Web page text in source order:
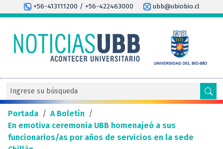
+56-413111200 / +56-422463000 ubb@ubiobio.cl
Portada / A Boletín /
En emotiva ceremonia UBB homenajeó a sus
funcionarios/as por años de servicios en la sede